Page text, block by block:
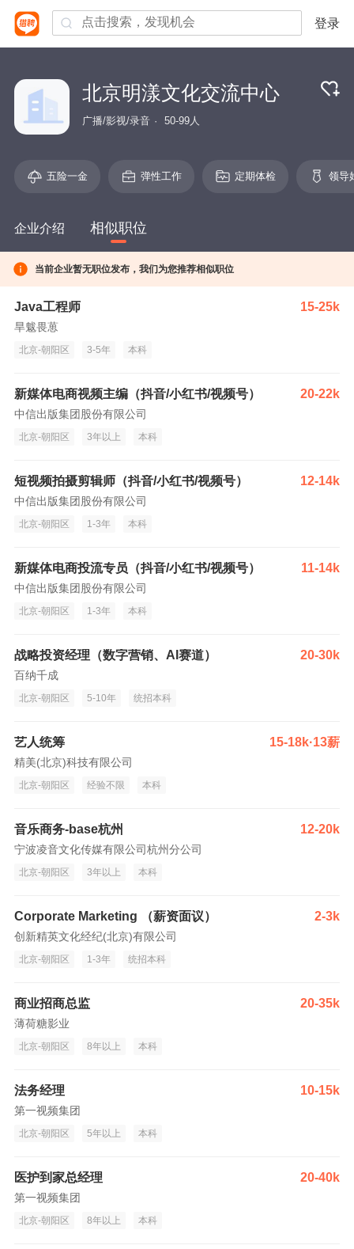
登录
北京明漾文化交流中心
广播/影视/录音 50-99人
五险一金 弹性工作 定期体检 领导
企业介绍 相似职位
当前企业暂无职位发布，我们为您推荐相似职位
Java工程师 15-25k
旱魃畏葸
北京-朝阳区 3-5年 本科
新媒体电商视频主编（抖音/小红书/视频号） 20-22k
中信出版集团股份有限公司
北京-朝阳区 3年以上 本科
短视频拍摄剪辑师（抖音/小红书/视频号） 12-14k
中信出版集团股份有限公司
北京-朝阳区 1-3年 本科
新媒体电商投流专员（抖音/小红书/视频号） 11-14k
中信出版集团股份有限公司
北京-朝阳区 1-3年 本科
战略投资经理（数字营销、AI赛道） 20-30k
百纳千成
北京-朝阳区 5-10年 统招本科
艺人统筹 15-18k·13薪
精美(北京)科技有限公司
北京-朝阳区 经验不限 本科
音乐商务-base杭州 12-20k
宁波凌音文化传媒有限公司杭州分公司
北京-朝阳区 3年以上 本科
Corporate Marketing （薪资面议） 2-3k
创新精英文化经纪(北京)有限公司
北京-朝阳区 1-3年 统招本科
商业招商总监 20-35k
薄荷糖影业
北京-朝阳区 8年以上 本科
法务经理 10-15k
第一视频集团
北京-朝阳区 5年以上 本科
医护到家总经理 20-40k
第一视频集团
北京-朝阳区 8年以上 本科